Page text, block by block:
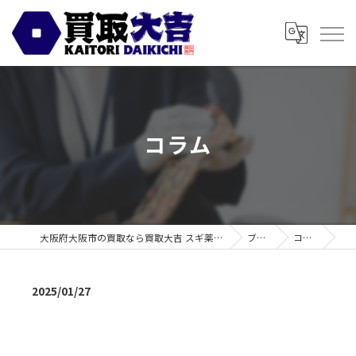
コラム
大阪府大阪市の買取なら買取大吉 スギ薬局都島毛馬店 ブログ コラム
2025/01/27